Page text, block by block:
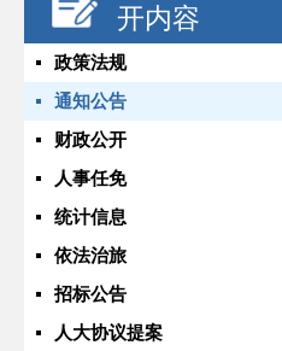
开内容
政策法规
通知公告
财政公开
人事任免
统计信息
依法治旅
招标公告
人大协议提案